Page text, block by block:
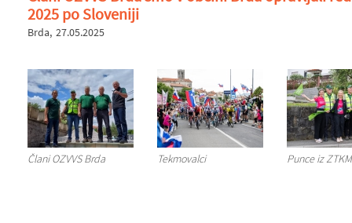
2025 po Sloveniji
Brda 27.05.2025
Člani OZVVS Brda Tekmovalci Punce iz